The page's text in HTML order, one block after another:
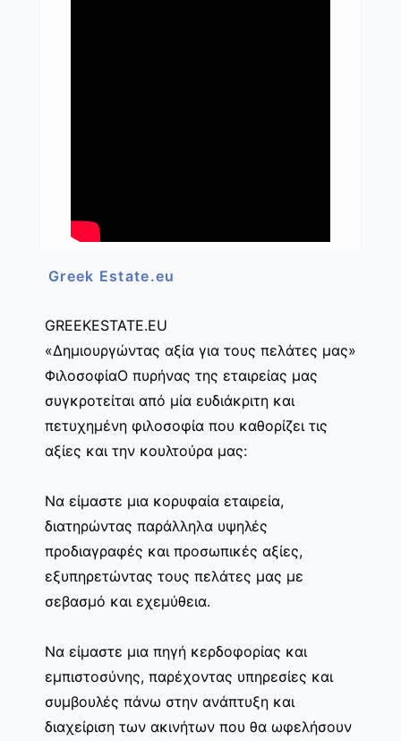
Greek Estate.eu
GREEKESTATE.EU
«Δημιουργώντας αξία για τους πελάτες μας»
ΦιλοσοφίαΟ πυρήνας της εταιρείας μας
συγκροτείται από μία ευδιάκριτη και
πετυχημένη φιλοσοφία που καθορίζει τις
αξίες και την κουλτούρα μας:
Να είμαστε μια κορυφαία εταιρεία,
διατηρώντας παράλληλα υψηλές
προδιαγραφές και προσωπικές αξίες,
εξυπηρετώντας τους πελάτες μας με
σεβασμό και εχεμύθεια.
Να είμαστε μια πηγή κερδοφορίας και
εμπιστοσύνης, παρέχοντας υπηρεσίες και
συμβουλές πάνω στην ανάπτυξη και
διαχείριση των ακινήτων που θα ωφελήσουν